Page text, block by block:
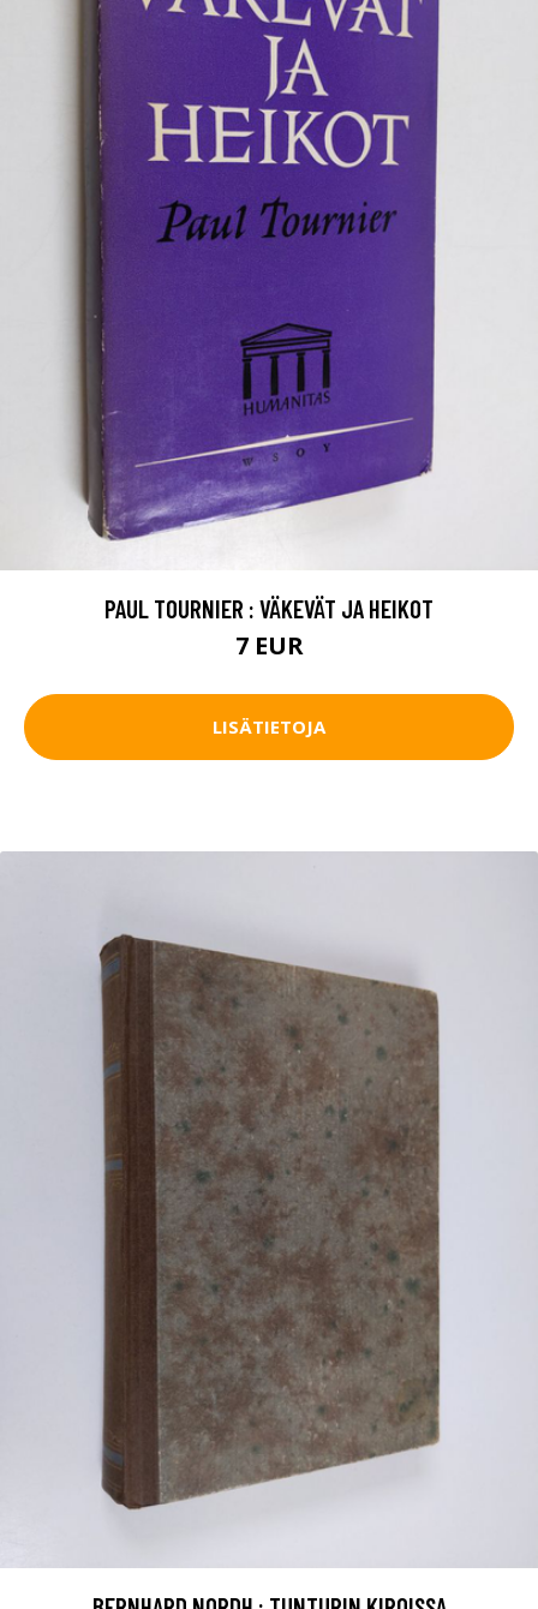
PAUL TOURNIER : VÄKEVÄT JA HEIKOT
7 EUR
LISÄTIETOJA